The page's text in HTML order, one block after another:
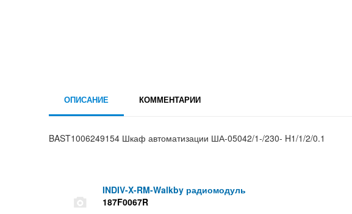
ОПИСАНИЕ КОММЕНТАРИИ
BAST1006249154 Шкаф автоматизации ША-05042/1-/230- H1/1/2/0.1
INDIV-X-RM-Walkby радиомодуль
187F0067R